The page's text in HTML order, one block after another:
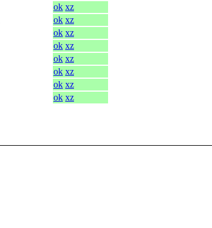
ok xz
ok xz
ok xz
ok xz
ok xz
ok xz
ok xz
ok xz